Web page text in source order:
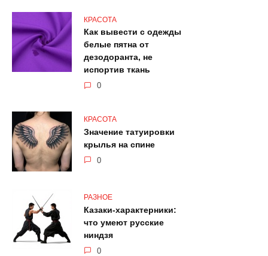
КРАСОТА
Как вывести с одежды
белые пятна от
дезодоранта, не
испортив ткань
0
КРАСОТА
Значение татуировки
крылья на спине
0
РАЗНОЕ
Казаки-характерники:
что умеют русские
ниндзя
0